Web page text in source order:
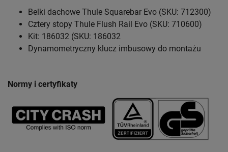
Belki dachowe Thule Squarebar Evo (SKU: 712300)
Cztery stopy Thule Flush Rail Evo (SKU: 710600)
Kit: 186032 (SKU: 186032
Dynamometryczny klucz imbusowy do montażu
Normy i certyfikaty